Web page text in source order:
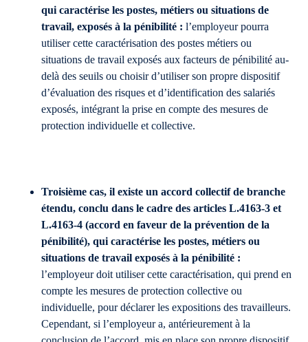
qui caractérise les postes, métiers ou situations de
travail, exposés à la pénibilité : l’employeur pourra
utiliser cette caractérisation des postes métiers ou
situations de travail exposés aux facteurs de pénibilité au-
delà des seuils ou choisir d’utiliser son propre dispositif
d’évaluation des risques et d’identification des salariés
exposés, intégrant la prise en compte des mesures de
protection individuelle et collective.
Troisième cas, il existe un accord collectif de branche
étendu, conclu dans le cadre des articles L.4163-3 et
L.4163-4 (accord en faveur de la prévention de la
pénibilité), qui caractérise les postes, métiers ou
situations de travail exposés à la pénibilité :
l’employeur doit utiliser cette caractérisation, qui prend en
compte les mesures de protection collective ou
individuelle, pour déclarer les expositions des travailleurs.
Cependant, si l’employeur a, antérieurement à la